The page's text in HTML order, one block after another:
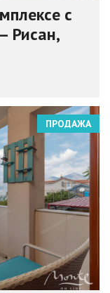
с
Рисан,
ПРОДАЖА